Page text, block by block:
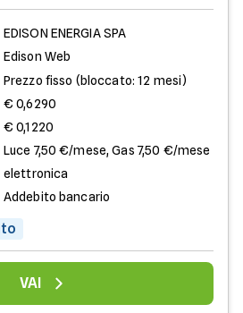
EDISON ENERGIA SPA
Edison Web
Prezzo fisso (bloccato: 12 mesi)
€ 0,6290
€ 0,1220
Luce 7,50 €/mese, Gas 7,50 €/mese
elettronica
Addebito bancario
VAI